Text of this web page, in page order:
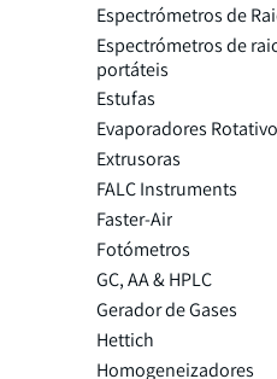
Espectrómetros de
Espectrómetros de
portáteis
Estufas
Evaporadores
Extrusoras
FALC Instruments
Faster-Air
Fotómetros
GC, AA & HPLC
Gerador de Gases
Hettich
Homogeneizadores